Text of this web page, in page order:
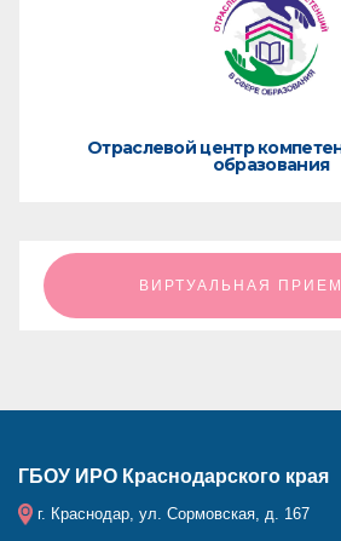
Отраслевой центр
образования
ㅤㅤㅤㅤㅤㅤㅤㅤㅤВИРТУАЛЬНАЯ ПРИЕМНАЯㅤㅤ
ГБОУ ИРО Краснодарского края
г. Краснодар, ул. Сормовская, д. 167